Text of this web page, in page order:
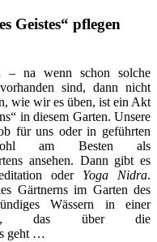
Geistes“ pflegen
na wenn schon solche
sind, dann nicht
wie wir es üben, ist ein Akt
in diesem Garten. Unsere
für uns oder in geführten
am Besten als
ansehen. Dann gibt es
oder Yoga Nidra.
Gärtnerns im Garten des
Wässern in einer
das über die
geht …